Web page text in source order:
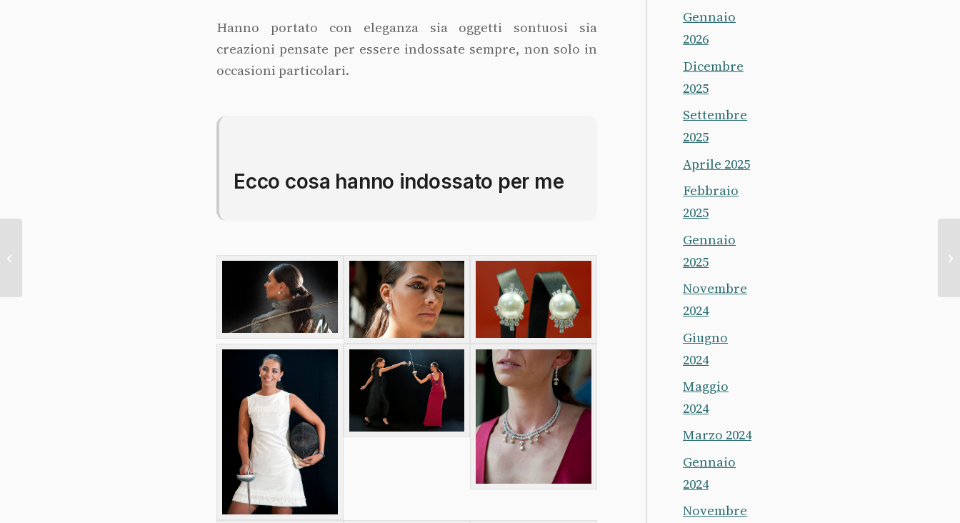
Hanno portato con eleganza sia oggetti sontuosi sia
creazioni pensate per essere indossate sempre, non solo in
occasioni particolari.
Ecco cosa hanno indossato per me
Gennaio
2026
Dicembre
2025
Settembre
2025
Aprile 2025
Febbraio
2025
Gennaio
2025
Novembre
2024
Giugno
2024
Maggio
2024
Marzo 2024
Gennaio
2024
Novembre